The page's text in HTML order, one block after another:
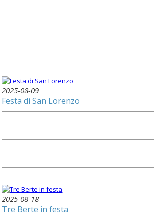
2025-08-09
Festa di San Lorenzo
2025-08-18
Tre Berte in festa